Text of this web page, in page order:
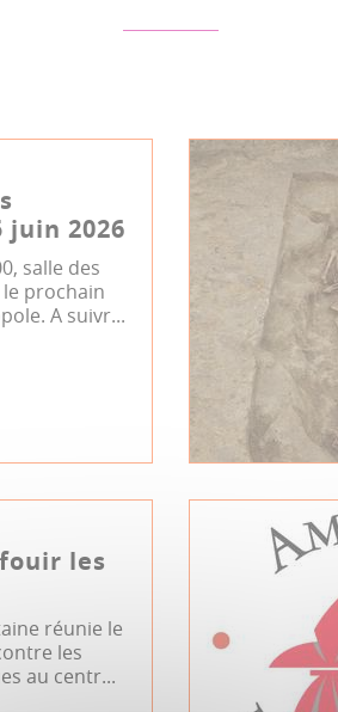
2026
salle des
prochain
A suivr...
les
réunie le
les
au centr...